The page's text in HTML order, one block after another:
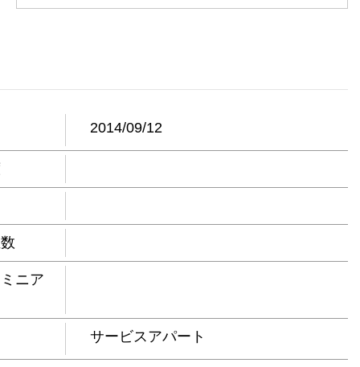
2014/09/12
ニア
サービスアパート